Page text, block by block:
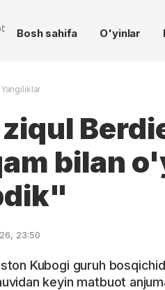
Bosh sahifa O'yinlar
Yangiliklar
bilan
23:50
Kubogi guruh
keyin matbuot